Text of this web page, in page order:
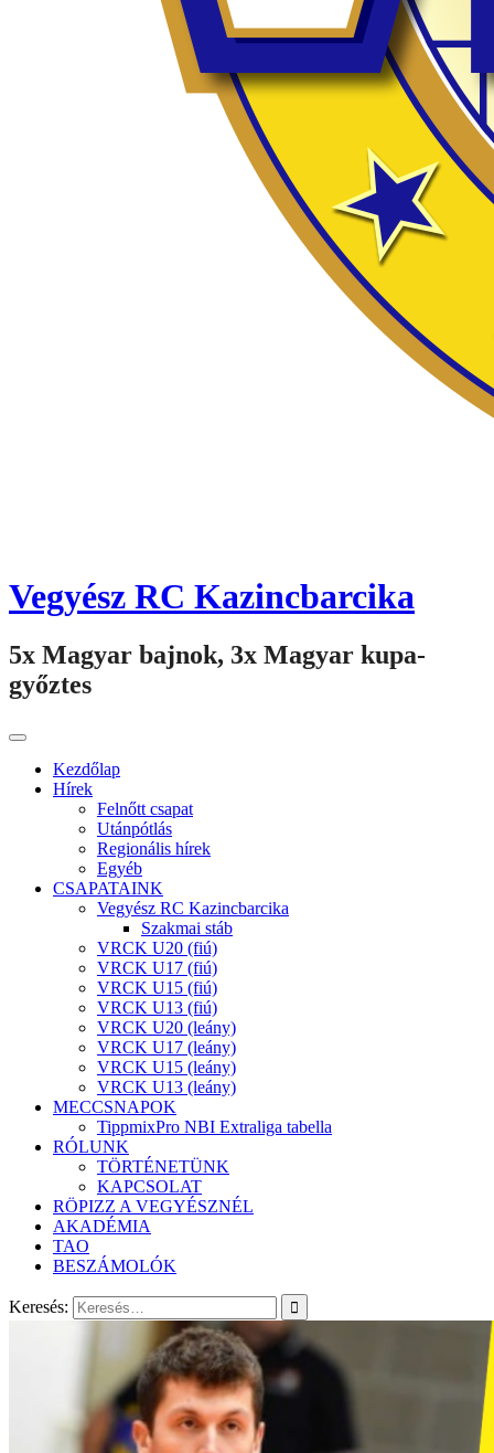
Vegyész RC Kazincbarcika
5x Magyar bajnok, 3x Magyar kupa-
győztes
Kezdőlap
Hírek
Felnőtt csapat
Utánpótlás
Regionális hírek
Egyéb
CSAPATAINK
Vegyész RC Kazincbarcika
Szakmai stáb
VRCK U20 (fiú)
VRCK U17 (fiú)
VRCK U15 (fiú)
VRCK U13 (fiú)
VRCK U20 (leány)
VRCK U17 (leány)
VRCK U15 (leány)
VRCK U13 (leány)
MECCSNAPOK
TippmixPro NBI Extraliga tabella
RÓLUNK
TÖRTÉNETÜNK
KAPCSOLAT
RÖPIZZ A VEGYÉSZNÉL
AKADÉMIA
TAO
BESZÁMOLÓK
Keresés: